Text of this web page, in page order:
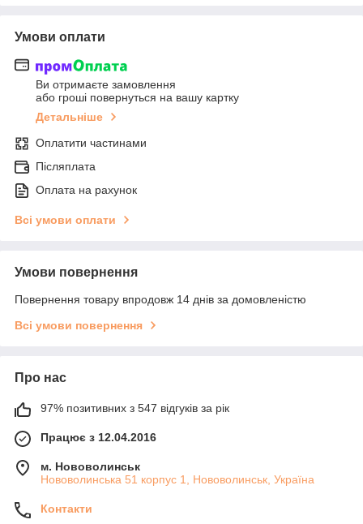
Умови оплати
Ви отримаєте замовлення
або гроші повернуться на вашу картку
Детальніше
Оплатити частинами
Післяплата
Оплата на рахунок
Всі умови оплати
Умови повернення
Повернення товару впродовж 14 днів за домовленістю
Всі умови повернення
Про нас
97% позитивних з 547 відгуків за рік
Працює з 12.04.2016
м. Нововолинськ
Нововолинська 51 корпус 1, Нововолинськ, Україна
Контакти